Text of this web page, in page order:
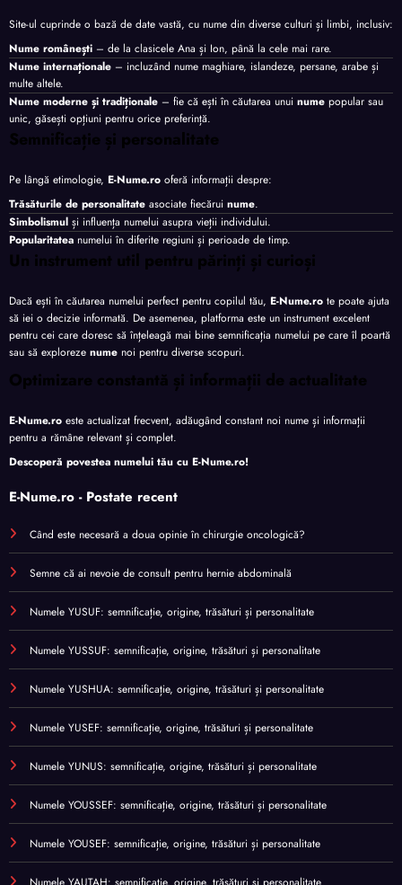
Site-ul cuprinde o bază de date vastă, cu nume din diverse culturi și limbi, inclusiv:
Nume românești – de la clasicele Ana și Ion, până la cele mai rare.
Nume internaționale – incluzând nume maghiare, islandeze, persane, arabe și
multe altele.
Nume moderne și tradiționale – fie că ești în căutarea unui nume popular sau
unic, găsești opțiuni pentru orice preferință.
Semnificație și personalitate
Pe lângă etimologie, E-Nume.ro oferă informații despre:
Trăsăturile de personalitate asociate fiecărui nume.
Simbolismul și influența numelui asupra vieții individului.
Popularitatea numelui în diferite regiuni și perioade de timp.
Un instrument util pentru părinți și curioși
Dacă ești în căutarea numelui perfect pentru copilul tău, E-Nume.ro te poate ajuta
să iei o decizie informată. De asemenea, platforma este un instrument excelent
pentru cei care doresc să înțeleagă mai bine semnificația numelui pe care îl poartă
sau să exploreze nume noi pentru diverse scopuri.
Optimizare constantă și informații de actualitate
E-Nume.ro este actualizat frecvent, adăugând constant noi nume și informații
pentru a rămâne relevant și complet.
Descoperă povestea numelui tău cu E-Nume.ro!
E-Nume.ro - Postate recent
Când este necesară a doua opinie în chirurgie oncologică?
Semne că ai nevoie de consult pentru hernie abdominală
Numele YUSUF: semnificație, origine, trăsături și personalitate
Numele YUSSUF: semnificație, origine, trăsături și personalitate
Numele YUSHUA: semnificație, origine, trăsături și personalitate
Numele YUSEF: semnificație, origine, trăsături și personalitate
Numele YUNUS: semnificație, origine, trăsături și personalitate
Numele YOUSSEF: semnificație, origine, trăsături și personalitate
Numele YOUSEF: semnificație, origine, trăsături și personalitate